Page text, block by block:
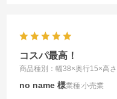
コスパ最高！
商品種別：幅38×奥行15×高
no name 業種:小売業